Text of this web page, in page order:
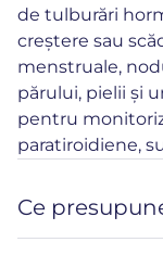
de tulburări
creștere sau
menstruale,
părului, pielii și
pentru
paratiroidiene,
Ce